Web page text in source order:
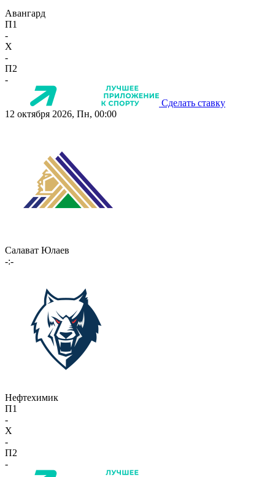
Авангард
П1
-
X
-
П2
-
Сделать ставку
12 октября 2026, Пн, 00:00
Салават Юлаев
-:-
Нефтехимик
П1
-
X
-
П2
-